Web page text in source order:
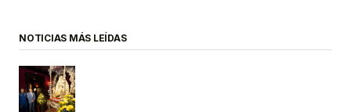
NOTICIAS MÁS LEÍDAS